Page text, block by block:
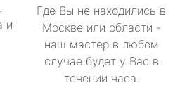
и
Где Вы не находились в
Москве или области -
наш мастер в любом
случае будет у Вас в
течении часа.